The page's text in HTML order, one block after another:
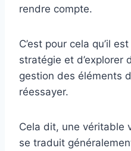
rendre compte.
C’est pour cela qu’il
stratégie et d’explorer
gestion des éléments
réessayer.
Cela dit, une véritable
se traduit